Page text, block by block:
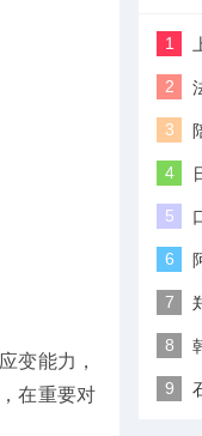
变能力，
在重要对